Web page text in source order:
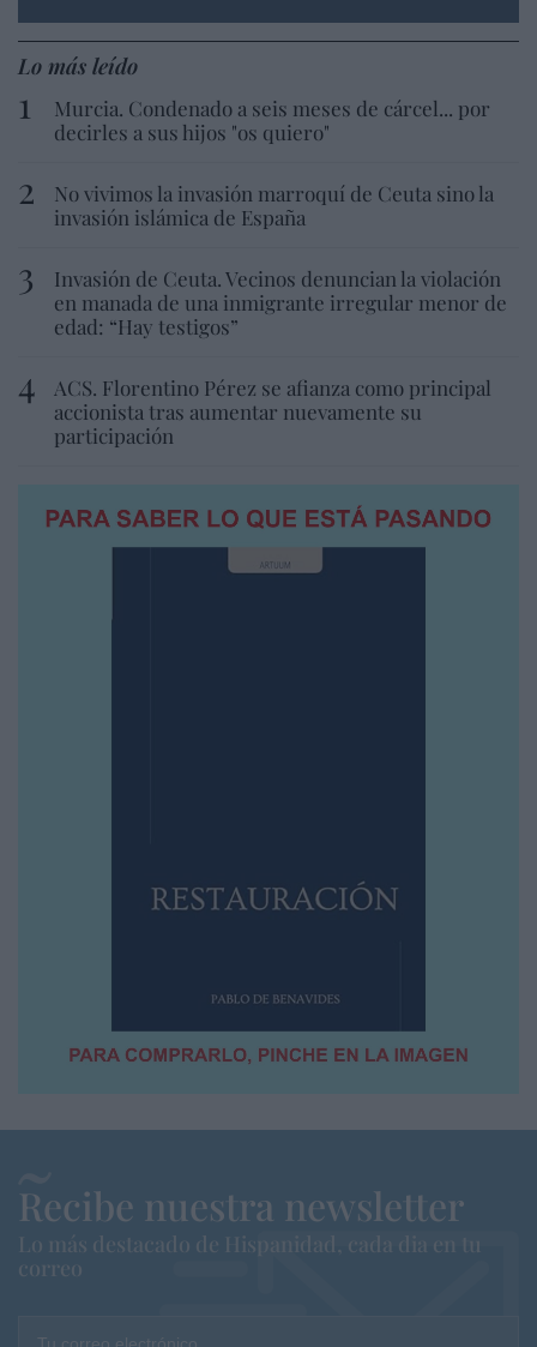
Lo más leído
Murcia. Condenado a seis meses de cárcel... por
decirles a sus hijos "os quiero"
No vivimos la invasión marroquí de Ceuta sino la
invasión islámica de España
Invasión de Ceuta. Vecinos denuncian la violación
en manada de una inmigrante irregular menor de
edad: “Hay testigos”
ACS. Florentino Pérez se afianza como principal
accionista tras aumentar nuevamente su
participación
Recibe nuestra newsletter
Lo más destacado de Hispanidad, cada dia en tu
correo